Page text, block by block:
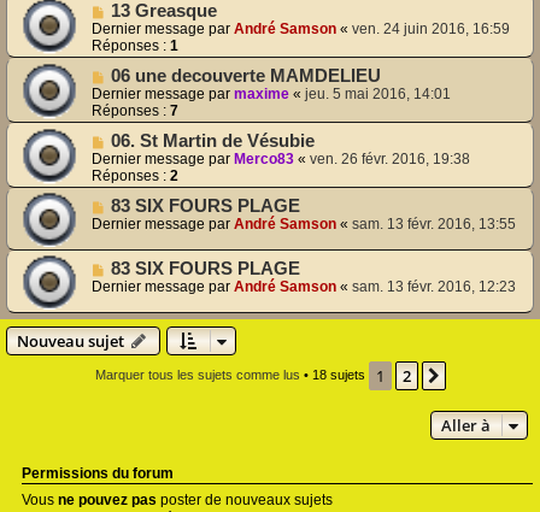
13 Greasque
Dernier message par André Samson « ven. 24 juin 2016, 16:59
Réponses : 1
06 une decouverte MAMDELIEU
Dernier message par maxime « jeu. 5 mai 2016, 14:01
Réponses : 7
06. St Martin de Vésubie
Dernier message par Merco83 « ven. 26 févr. 2016, 19:38
Réponses : 2
83 SIX FOURS PLAGE
Dernier message par André Samson « sam. 13 févr. 2016, 13:55
83 SIX FOURS PLAGE
Dernier message par André Samson « sam. 13 févr. 2016, 12:23
Nouveau sujet
Marquer tous les sujets comme lus • 18 sujets 1 2
Aller à
Permissions du forum
Vous ne pouvez pas poster de nouveaux sujets